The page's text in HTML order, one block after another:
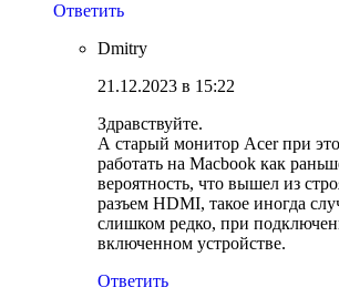
Ответить
Dmitry
21.12.2023 в 15:22
Здравствуйте.
А старый монитор Acer при
работать на Macbook как
вероятность, что вышел из
разъем HDMI, такое иногда
слишком редко, при
включенном устройстве.
Ответить